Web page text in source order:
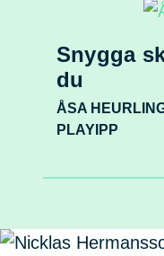
Snygga
du
ÅSA
PLAYIPP